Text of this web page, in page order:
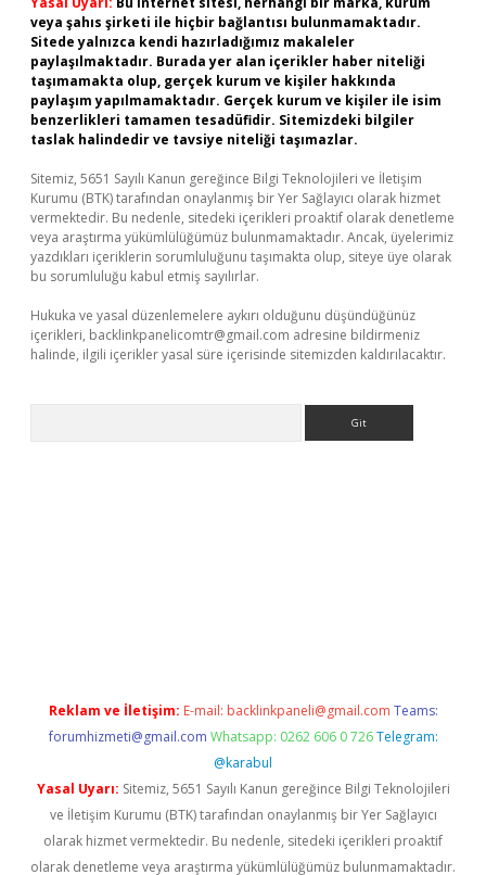
veya şahıs şirketi ile hiçbir bağlantısı bulunmamaktadır.
Sitede yalnızca kendi hazırladığımız makaleler
paylaşılmaktadır. Burada yer alan içerikler haber niteliği
taşımamakta olup, gerçek kurum ve kişiler hakkında
paylaşım yapılmamaktadır. Gerçek kurum ve kişiler ile isim
benzerlikleri tamamen tesadüfidir. Sitemizdeki bilgiler
taslak halindedir ve tavsiye niteliği taşımazlar.
Sitemiz, 5651 Sayılı Kanun gereğince Bilgi Teknolojileri ve İletişim
Kurumu (BTK) tarafından onaylanmış bir Yer Sağlayıcı olarak hizmet
vermektedir. Bu nedenle, sitedeki içerikleri proaktif olarak denetleme
veya araştırma yükümlülüğümüz bulunmamaktadır. Ancak, üyelerimiz
yazdıkları içeriklerin sorumluluğunu taşımakta olup, siteye üye olarak
bu sorumluluğu kabul etmiş sayılırlar.
Hukuka ve yasal düzenlemelere aykırı olduğunu düşündüğünüz
içerikleri, backlinkpanelicomtr@gmail.com adresine bildirmeniz
halinde, ilgili içerikler yasal süre içerisinde sitemizden kaldırılacaktır.
Reklam ve İletişim: E-mail: backlinkpaneli@gmail.com Teams:
forumhizmeti@gmail.com Whatsapp: 0262 606 0 726 Telegram:
@karabul
Yasal Uyarı: Sitemiz, 5651 Sayılı Kanun gereğince Bilgi Teknolojileri
ve İletişim Kurumu (BTK) tarafından onaylanmış bir Yer Sağlayıcı
olarak hizmet vermektedir. Bu nedenle, sitedeki içerikleri proaktif
olarak denetleme veya araştırma yükümlülüğümüz bulunmamaktadır.